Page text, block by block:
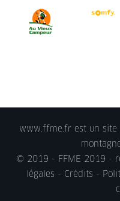
www.ffme.fr est un site
© 2019 - FFME 2019 -
légales - Crédits -